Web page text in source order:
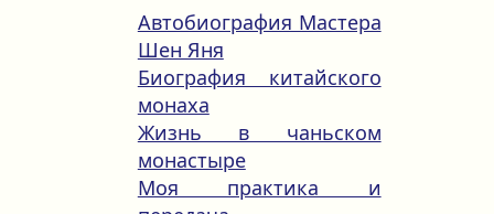
Автобиография Мастера
Шен Яня
Биография китайского
монаха
Жизнь в чаньском
монастыре
Моя практика и